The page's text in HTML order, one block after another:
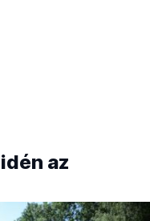
az